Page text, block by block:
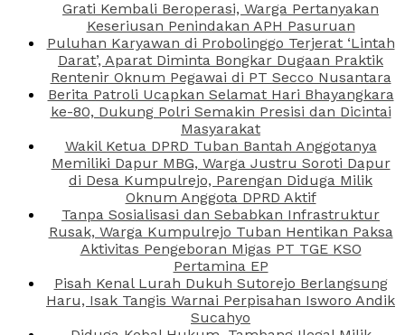
Grati Kembali Beroperasi, Warga Pertanyakan
Keseriusan Penindakan APH Pasuruan
Puluhan Karyawan di Probolinggo Terjerat ‘Lintah
Darat’, Aparat Diminta Bongkar Dugaan Praktik
Rentenir Oknum Pegawai di PT Secco Nusantara
Berita Patroli Ucapkan Selamat Hari Bhayangkara
ke-80, Dukung Polri Semakin Presisi dan Dicintai
Masyarakat
Wakil Ketua DPRD Tuban Bantah Anggotanya
Memiliki Dapur MBG, Warga Justru Soroti Dapur
di Desa Kumpulrejo, Parengan Diduga Milik
Oknum Anggota DPRD Aktif
Tanpa Sosialisasi dan Sebabkan Infrastruktur
Rusak, Warga Kumpulrejo Tuban Hentikan Paksa
Aktivitas Pengeboran Migas PT TGE KSO
Pertamina EP
Pisah Kenal Lurah Dukuh Sutorejo Berlangsung
Haru, Isak Tangis Warnai Perpisahan Isworo Andik
Sucahyo